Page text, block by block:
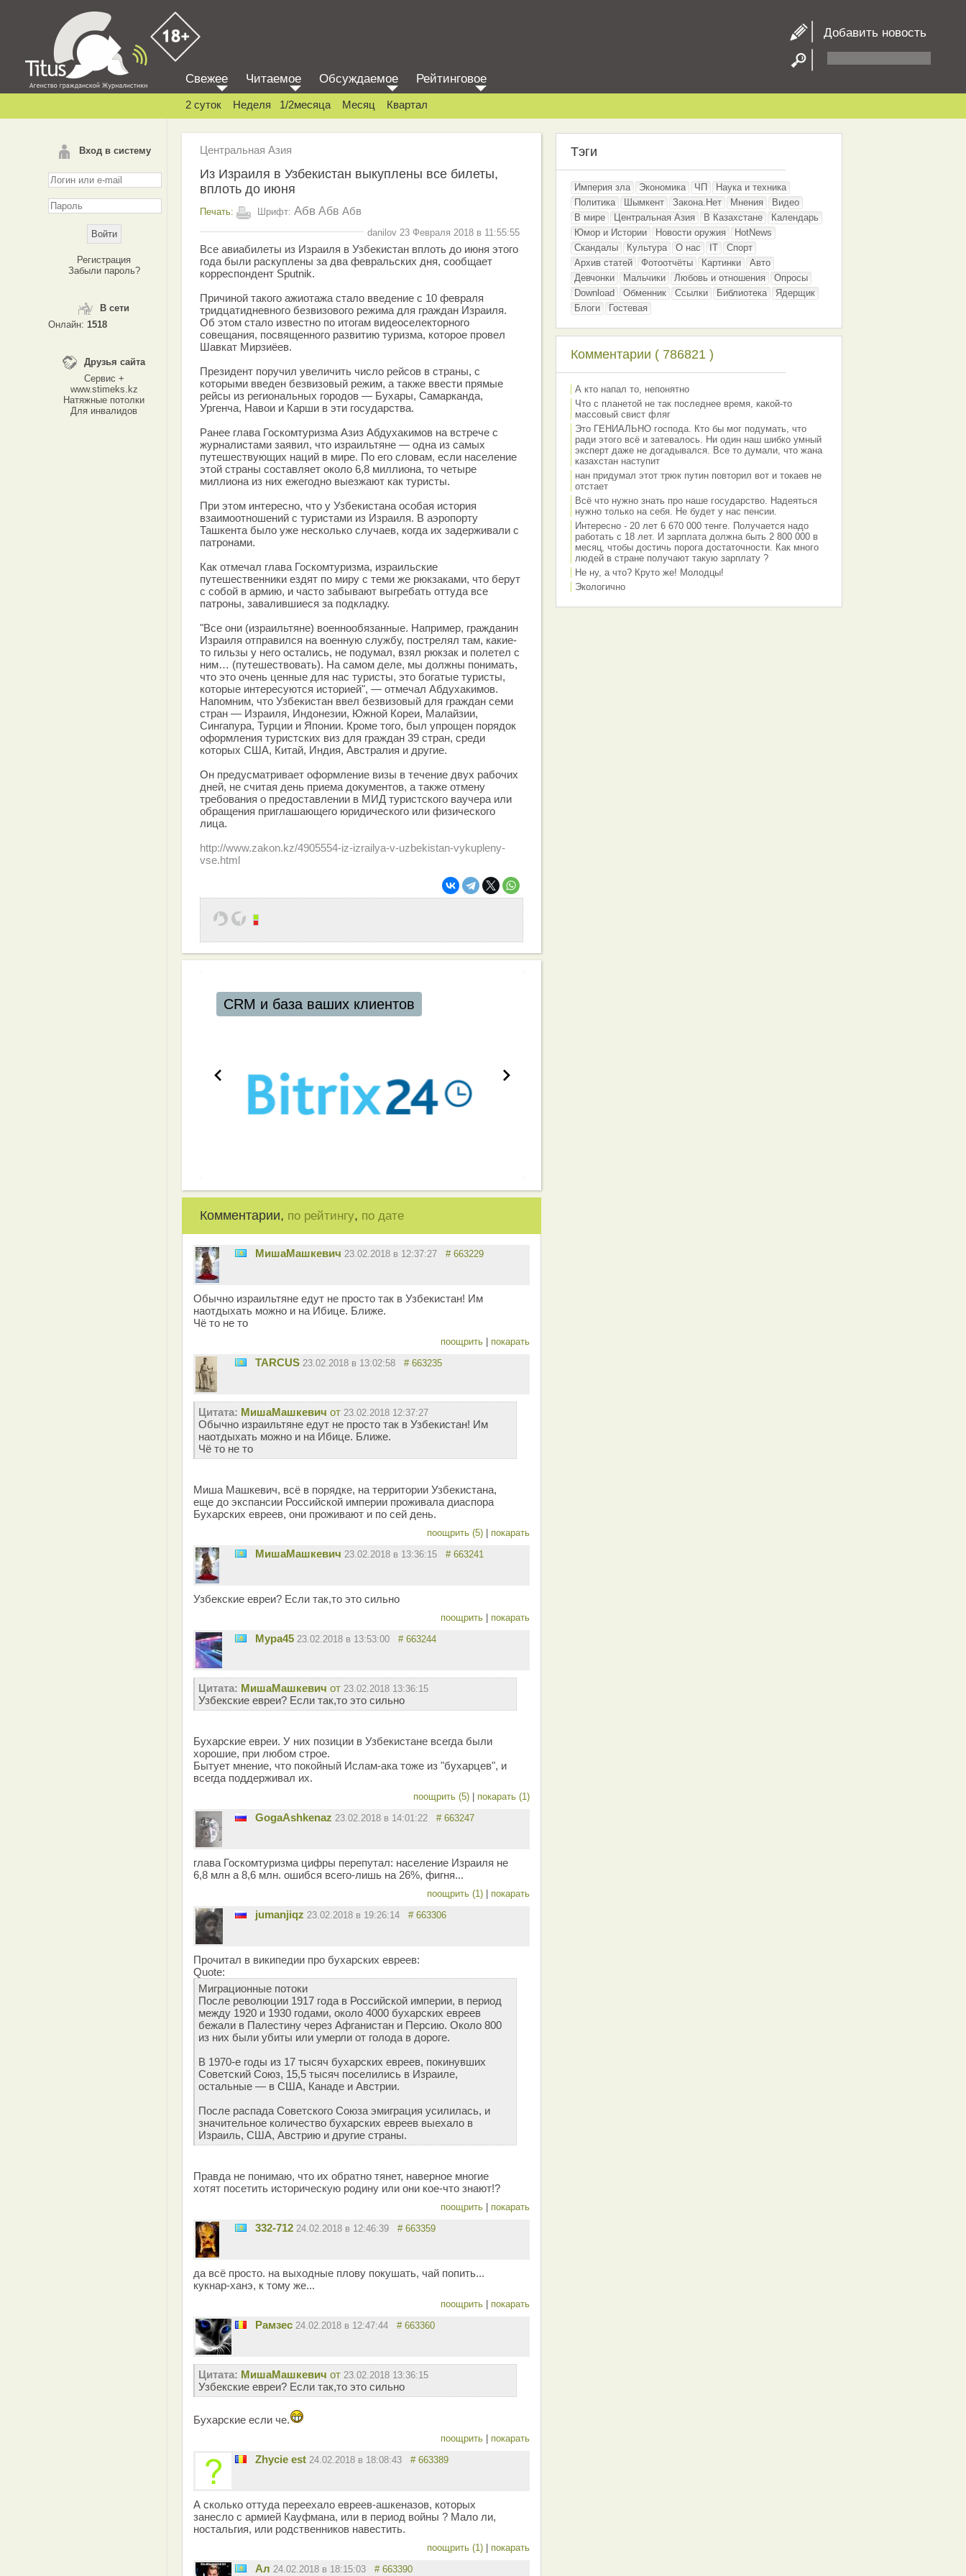
Добавить новость
Вход в систему
Регистрация
Забыли пароль?
В сети
Онлайн: 1518
Друзья сайта
Сервис +
www.stimeks.kz
Натяжные потолки
Для инвалидов
Свежее Читаемое Обсуждаемое Рейтинговое
2 суток Неделя 1/2месяца Месяц Квартал
Центральная Азия
Из Израиля в Узбекистан выкуплены все билеты,
вплоть до июня
Печать: Шрифт: Абв Абв Абв
danilov 23 Февраля 2018 в 11:55:55
Все авиабилеты из Израиля в Узбекистан вплоть до июня этого
года были раскуплены за два февральских дня, сообщает
корреспондент Sputnik.
Причиной такого ажиотажа стало введение с 10 февраля
тридцатидневного безвизового режима для граждан Израиля.
Об этом стало известно по итогам видеоселекторного
совещания, посвященного развитию туризма, которое провел
Шавкат Мирзиёев.
Президент поручил увеличить число рейсов в страны, с
которыми введен безвизовый режим, а также ввести прямые
рейсы из региональных городов — Бухары, Самарканда,
Ургенча, Навои и Карши в эти государства.
Ранее глава Госкомтуризма Азиз Абдухакимов на встрече с
журналистами заявил, что израильтяне — одна из самых
путешествующих наций в мире. По его словам, если население
этой страны составляет около 6,8 миллиона, то четыре
миллиона из них ежегодно выезжают как туристы.
При этом интересно, что у Узбекистана особая история
взаимоотношений с туристами из Израиля. В аэропорту
Ташкента было уже несколько случаев, когда их задерживали с
патронами.
Как отмечал глава Госкомтуризма, израильские
путешественники ездят по миру с теми же рюкзаками, что берут
с собой в армию, и часто забывают выгребать оттуда все
патроны, завалившиеся за подкладку.
"Все они (израильтяне) военнообязанные. Например, гражданин
Израиля отправился на военную службу, пострелял там, какие-
то гильзы у него остались, не подумал, взял рюкзак и полетел с
ним… (путешествовать). На самом деле, мы должны понимать,
что это очень ценные для нас туристы, это богатые туристы,
которые интересуются историей", — отмечал Абдухакимов.
Напомним, что Узбекистан ввел безвизовый для граждан семи
стран — Израиля, Индонезии, Южной Кореи, Малайзии,
Сингапура, Турции и Японии. Кроме того, был упрощен порядок
оформления туристских виз для граждан 39 стран, среди
которых США, Китай, Индия, Австралия и другие.
Он предусматривает оформление визы в течение двух рабочих
дней, не считая день приема документов, а также отмену
требования о предоставлении в МИД туристского ваучера или
обращения приглашающего юридического или физического
лица.
http://www.zakon.kz/4905554-iz-izrailya-v-uzbekistan-vykupleny-
vse.html
CRM и база ваших клиентов
Комментарии, по рейтингу, по дате
MишаМашкевич 23.02.2018 в 12:37:27 # 663229
Обычно израильтяне едут не просто так в Узбекистан! Им
наотдыхать можно и на Ибице. Ближе.
Чё то не то
поощрить покарать
TARCUS 23.02.2018 в 13:02:58 # 663235
Цитата: MишаМашкевич от 23.02.2018 12:37:27
Обычно израильтяне едут не просто так в Узбекистан! Им
наотдыхать можно и на Ибице. Ближе.
Чё то не то
Миша Машкевич, всё в порядке, на территории Узбекистана,
еще до экспансии Российской империи проживала диаспора
Бухарских евреев, они проживают и по сей день.
поощрить (5) покарать
MишаМашкевич 23.02.2018 в 13:36:15 # 663241
Узбекские евреи? Если так,то это сильно
поощрить покарать
Мура45 23.02.2018 в 13:53:00 # 663244
Цитата: MишаМашкевич от 23.02.2018 13:36:15
Узбекские евреи? Если так,то это сильно
Бухарские евреи. У них позиции в Узбекистане всегда были
хорошие, при любом строе.
Бытует мнение, что покойный Ислам-ака тоже из "бухарцев", и
всегда поддерживал их.
поощрить (5) покарать (1)
GogaAshkenaz 23.02.2018 в 14:01:22 # 663247
глава Госкомтуризма цифры перепутал: население Израиля не
6,8 млн а 8,6 млн. ошибся всего-лишь на 26%, фигня...
поощрить (1) покарать
jumanjiqz 23.02.2018 в 19:26:14 # 663306
Прочитал в википедии про бухарских евреев:
Quote:
Миграционные потоки
После революции 1917 года в Российской империи, в период
между 1920 и 1930 годами, около 4000 бухарских евреев
бежали в Палестину через Афганистан и Персию. Около 800
из них были убиты или умерли от голода в дороге.
В 1970-е годы из 17 тысяч бухарских евреев, покинувших
Советский Союз, 15,5 тысяч поселились в Израиле,
остальные — в США, Канаде и Австрии.
После распада Советского Союза эмиграция усилилась, и
значительное количество бухарских евреев выехало в
Израиль, США, Австрию и другие страны.
Правда не понимаю, что их обратно тянет, наверное многие
хотят посетить историческую родину или они кое-что знают!?
поощрить покарать
332-712 24.02.2018 в 12:46:39 # 663359
да всё просто. на выходные плову покушать, чай попить...
кукнар-ханэ, к тому же...
поощрить покарать
Рамзес 24.02.2018 в 12:47:44 # 663360
Цитата: MишаМашкевич от 23.02.2018 13:36:15
Узбекские евреи? Если так,то это сильно
Бухарские если че.
поощрить покарать
Zhycie est 24.02.2018 в 18:08:43 # 663389
А сколько оттуда переехало евреев-ашкеназов, которых
занесло с армией Кауфмана, или в период войны ? Мало ли,
ностальгия, или родственников навестить.
поощрить (1) покарать
Ал 24.02.2018 в 18:15:03 # 663390
Тэги
Империя зла Экономика ЧП
Наука и техника
Политика
Шымкент Закона.Нет Мнения
Видео
В мире
Центральная Азия В Казахстане
Календарь
Юмор и Истории
Новости оружия
HotNews
Скандалы
Культура О нас IT
Спорт
Архив статей
Фотоотчёты Картинки
Авто
Девчонки
Мальчики Любовь и отношения
Опросы
Download
Обменник Ссылки Библиотека
Ядерщик
Блоги
Гостевая
Комментарии ( 786821 )
А кто напал то, непонятно
Что с планетой не так последнее время, какой-то
массовый свист фляг
Это ГЕНИАЛЬНО господа. Кто бы мог подумать, что
ради этого всё и затевалось. Ни один наш шибко умный
эксперт даже не догадывался. Все то думали, что жана
казахстан наступит
нан придумал этот трюк путин повторил вот и токаев не
отстает
Всё что нужно знать про наше государство. Надеяться
нужно только на себя. Не будет у нас пенсии.
Интересно - 20 лет 6 670 000 тенге. Получается надо
работать с 18 лет. И зарплата должна быть 2 800 000 в
месяц, чтобы достичь порога достаточности. Как много
людей в стране получают такую зарплату ?
Не ну, а что? Круто же! Молодцы!
Экологично